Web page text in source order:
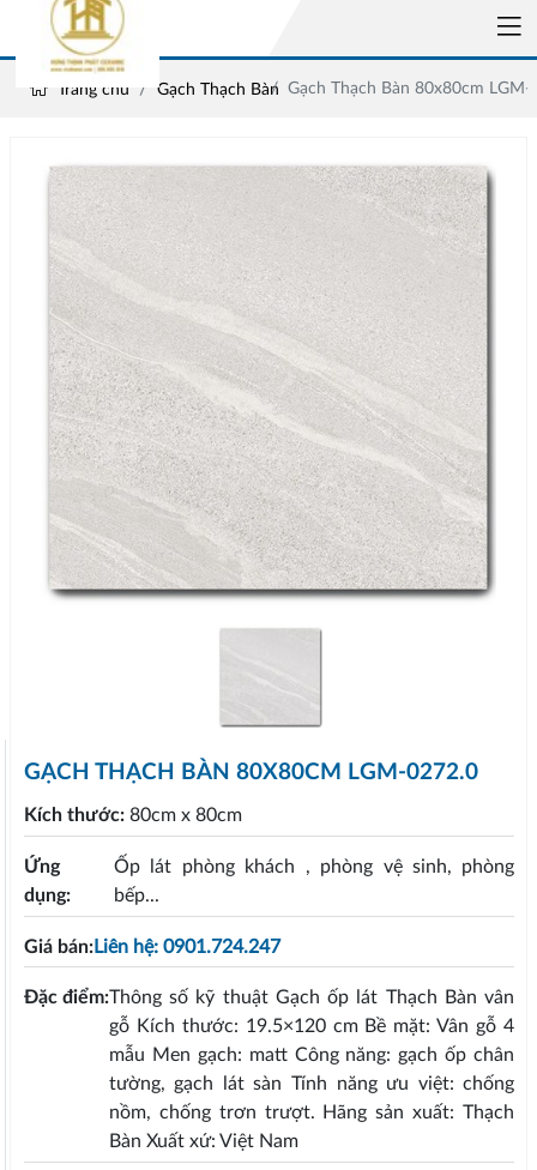
Trang chủ Gạch Thạch Bàn Gạch Thạch Bàn 80x80cm LGM-
GẠCH THẠCH BÀN 80X80CM LGM-0272.0
Kích thước: 80cm x 80cm
Ứng
dụng:
Ốp lát phòng khách , phòng vệ sinh, phòng
bếp...
Giá bán:Liên hệ: 0901.724.247
Đặc điểm:Thông số kỹ thuật Gạch ốp lát Thạch Bàn vân
gỗ Kích thước: 19.5×120 cm Bề mặt: Vân gỗ 4
mẫu Men gạch: matt Công năng: gạch ốp chân
tường, gạch lát sàn Tính năng ưu việt: chống
nồm, chống trơn trượt. Hãng sản xuất: Thạch
Bàn Xuất xứ: Việt Nam